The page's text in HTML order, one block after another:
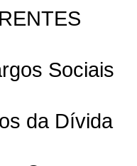
Sociais
da Dívida